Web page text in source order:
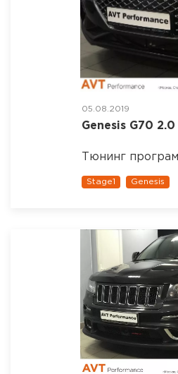
05.08.2019
Genesis G70
Тюнинг
Stage1 Genesis